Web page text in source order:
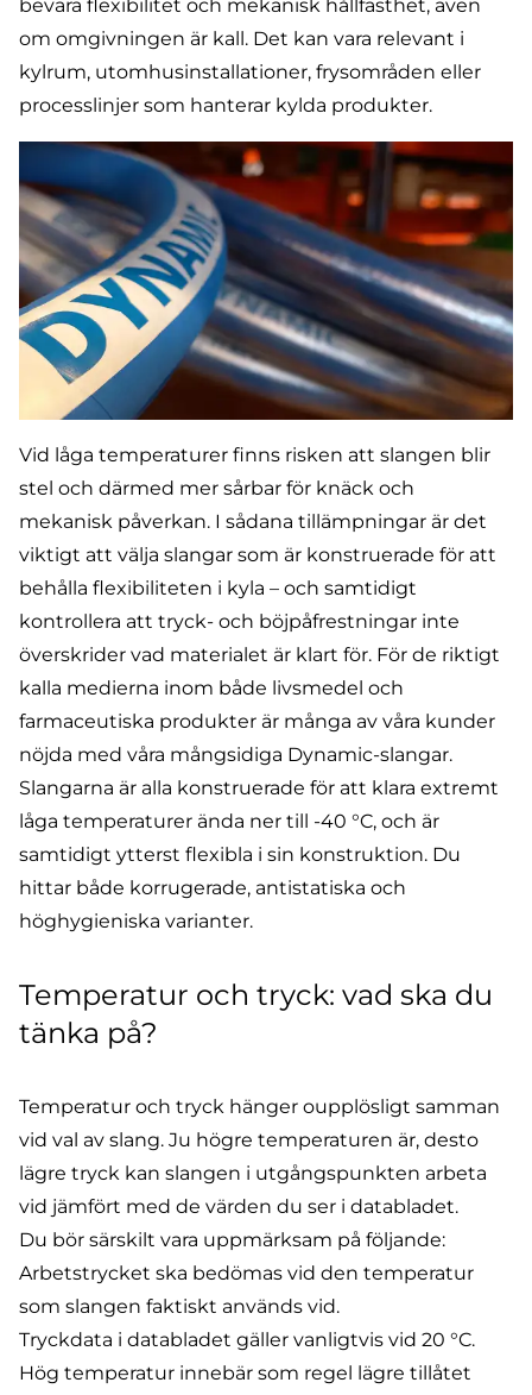
bevara flexibilitet och mekanisk hållfasthet, även
om omgivningen är kall. Det kan vara relevant i
kylrum, utomhusinstallationer, frysområden eller
processlinjer som hanterar kylda produkter.
Vid låga temperaturer finns risken att slangen blir
stel och därmed mer sårbar för knäck och
mekanisk påverkan. I sådana tillämpningar är det
viktigt att välja slangar som är konstruerade för att
behålla flexibiliteten i kyla – och samtidigt
kontrollera att tryck- och böjpåfrestningar inte
överskrider vad materialet är klart för. För de riktigt
kalla medierna inom både livsmedel och
farmaceutiska produkter är många av våra kunder
nöjda med våra mångsidiga Dynamic-slangar.
Slangarna är alla konstruerade för att klara extremt
låga temperaturer ända ner till -40 °C, och är
samtidigt ytterst flexibla i sin konstruktion. Du
hittar både korrugerade, antistatiska och
höghygieniska varianter.
Temperatur och tryck: vad ska du
tänka på?
Temperatur och tryck hänger oupplösligt samman
vid val av slang. Ju högre temperaturen är, desto
lägre tryck kan slangen i utgångspunkten arbeta
vid jämfört med de värden du ser i databladet.
Du bör särskilt vara uppmärksam på följande:
Arbetstrycket ska bedömas vid den temperatur
som slangen faktiskt används vid.
Tryckdata i databladet gäller vanligtvis vid 20 °C.
Hög temperatur innebär som regel lägre tillåtet